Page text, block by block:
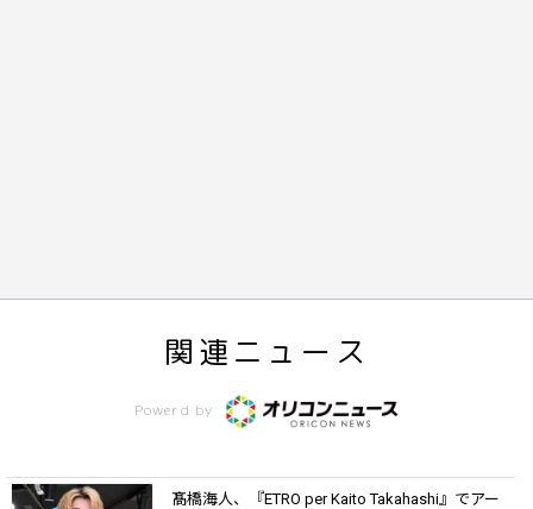
関連ニュース
Powerd by
髙橋海人、『ETRO per Kaito Takahashi』でアー